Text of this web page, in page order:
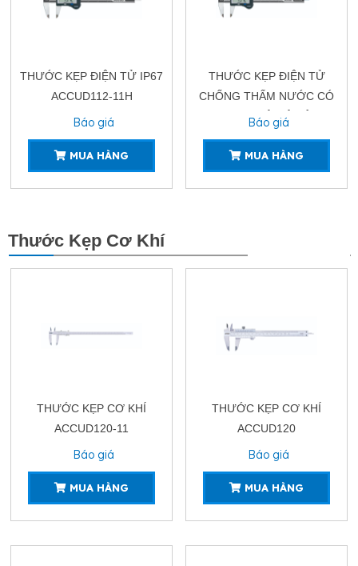
THƯỚC KẸP ĐIỆN TỬ IP67
ACCUD112-11H
Báo giá
MUA HÀNG
THƯỚC KẸP ĐIỆN TỬ
CHỐNG THẤM NƯỚC CÓ
THANH ĐỘ ĐÔ SÂU
Báo giá
MUA HÀNG
Thước Kẹp Cơ Khí
THƯỚC KẸP CƠ KHÍ
ACCUD120-11
Báo giá
MUA HÀNG
THƯỚC KẸP CƠ KHÍ
ACCUD120
Báo giá
MUA HÀNG